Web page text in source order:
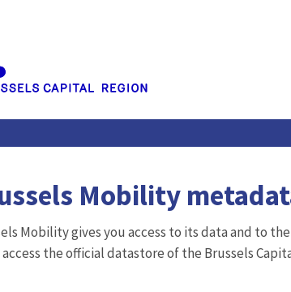
Mobility
Mobility gives you access to its data and to
access the official datastore of the Brussels